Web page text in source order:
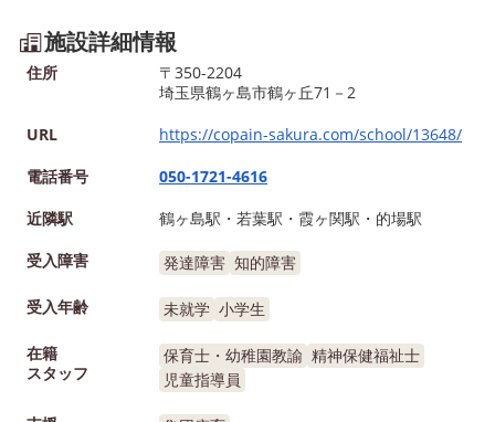
施設詳細情報
住所
〒350-2204
埼玉県鶴ヶ島市鶴ヶ丘71－2
URL
https://copain-sakura.com/school/13648/
電話番号
050-1721-4616
近隣駅
鶴ヶ島駅・若葉駅・霞ヶ関駅・的場駅
受入障害
発達障害 知的障害
受入年齢 未就学 小学生
在籍
スタッフ
保育士・幼稚園教諭 精神保健福祉士
児童指導員